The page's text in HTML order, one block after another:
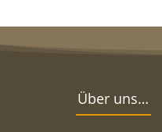
Über uns…